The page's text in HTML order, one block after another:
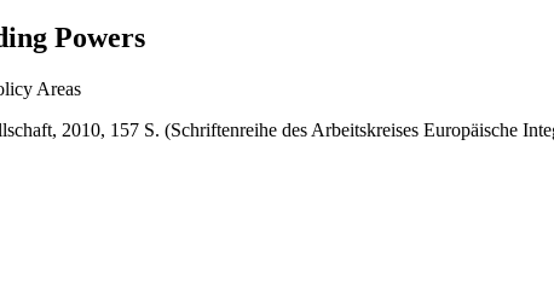
Powers
Areas
2010, 157 S. (Schriftenreihe des Arbeitskreises Europäische